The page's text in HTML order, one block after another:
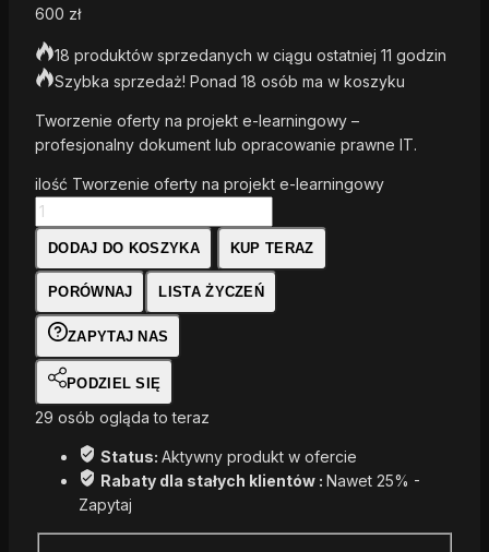
600 zł
18 produktów sprzedanych w ciągu ostatniej 11 godzin
Szybka sprzedaż! Ponad 18 osób ma w koszyku
Tworzenie oferty na projekt e-learningowy –
profesjonalny dokument lub opracowanie prawne IT.
ilość Tworzenie oferty na projekt e-learningowy
DODAJ DO KOSZYKA KUP TERAZ
PORÓWNAJ LISTA ŻYCZEŃ
ZAPYTAJ NAS
PODZIEL SIĘ
29 osób ogląda to teraz
Status: Aktywny produkt w ofercie
Rabaty dla stałych klientów : Nawet 25% -
Zapytaj